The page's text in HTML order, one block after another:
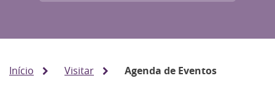
Início Visitar Agenda de Eventos